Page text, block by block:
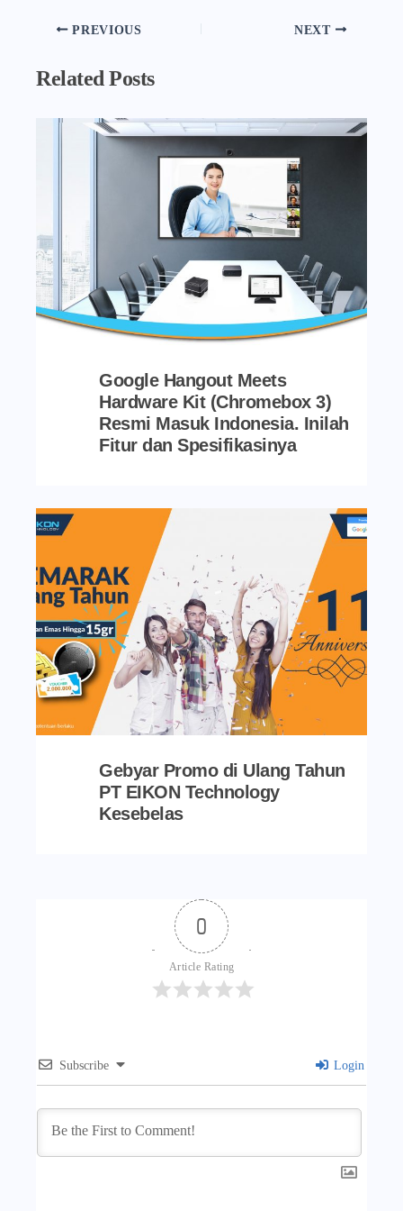
PREVIOUS NEXT
Related Posts
Google Hangout Meets
Hardware Kit (Chromebox 3)
Resmi Masuk Indonesia. Inilah
Fitur dan Spesifikasinya
Gebyar Promo di Ulang Tahun
PT EIKON Technology
Kesebelas
0
Article Rating
Subscribe Login